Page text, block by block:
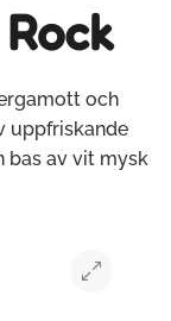
och
uppfriskande
bas av vit mysk